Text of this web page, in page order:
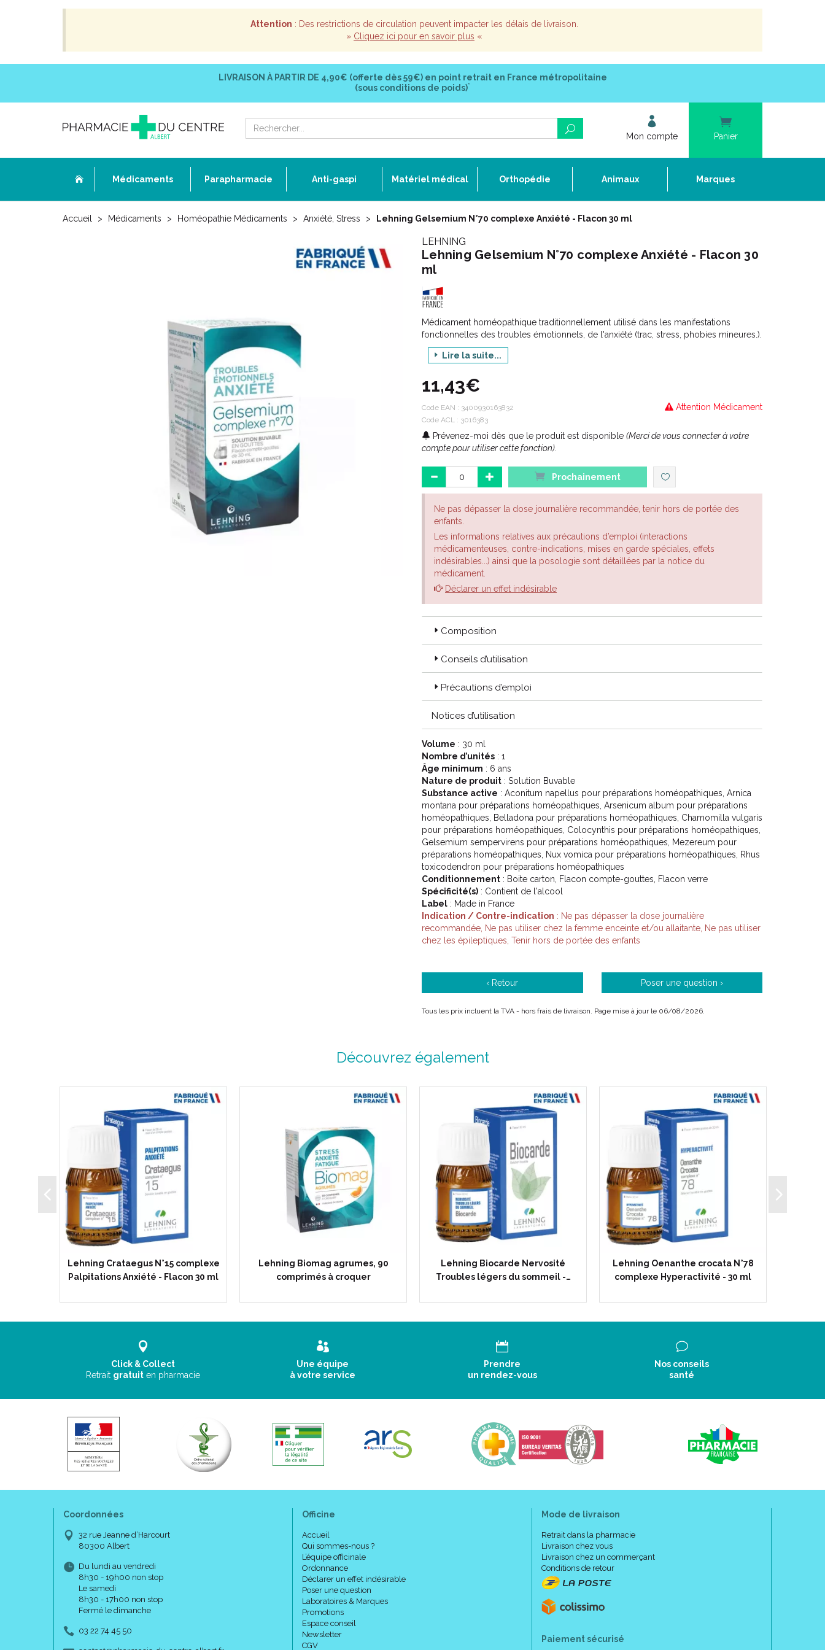
Attention : Des restrictions de circulation peuvent impacter les délais de livraison.
» Cliquez ici pour en savoir plus «
LIVRAISON À PARTIR DE 4,90€ (offerte dès 59€) en point retrait en France métropolitaine
(sous conditions de poids)*
Mon compte Panier
Médicaments Parapharmacie Anti-gaspi Matériel médical Orthopédie Animaux Marques
Accueil Médicaments Homéopathie Médicaments Anxiété, Stress Lehning Gelsemium N°70 complexe Anxiété - Flacon 30 ml
LEHNING
Lehning Gelsemium N°70 complexe Anxiété - Flacon 30
ml
Médicament homéopathique traditionnellement utilisé dans les manifestations
fonctionnelles des troubles émotionnels, de l'anxiété (trac, stress, phobies mineures.).
Lire la suite...
11,43€
Attention Médicament
Code EAN : 3400930163832
Code ACL : 3016383
Prévenez-moi dès que le produit est disponible (Merci de vous connecter à votre
compte pour utiliser cette fonction).
Prochainement
Ne pas dépasser la dose journalière recommandée, tenir hors de portée des
enfants.
Les informations relatives aux précautions d’emploi (interactions
médicamenteuses, contre-indications, mises en garde spéciales, effets
indésirables...) ainsi que la posologie sont détaillées par la notice du
médicament.
Déclarer un effet indésirable
Composition
Conseils d’utilisation
Précautions d’emploi
Notices d’utilisation
Volume : 30 ml
Nombre d’unités : 1
Âge minimum : 6 ans
Nature de produit : Solution Buvable
Substance active : Aconitum napellus pour préparations homéopathiques, Arnica
montana pour préparations homéopathiques, Arsenicum album pour préparations
homéopathiques, Belladona pour préparations homéopathiques, Chamomilla vulgaris
pour préparations homéopathiques, Colocynthis pour préparations homéopathiques,
Gelsemium sempervirens pour préparations homéopathiques, Mezereum pour
préparations homéopathiques, Nux vomica pour préparations homéopathiques, Rhus
toxicodendron pour préparations homéopathiques
Conditionnement : Boite carton, Flacon compte-gouttes, Flacon verre
Spécificité(s) : Contient de l'alcool
Label : Made in France
Indication / Contre-indication : Ne pas dépasser la dose journalière
recommandée, Ne pas utiliser chez la femme enceinte et/ou allaitante, Ne pas utiliser
chez les épileptiques, Tenir hors de portée des enfants
‹ Retour Poser une question ›
Tous les prix incluent la TVA - hors frais de livraison. Page mise à jour le 06/08/2026.
Découvrez également
Lehning Crataegus N°15 complexe
Palpitations Anxiété - Flacon 30 ml
Lehning Biomag agrumes, 90
comprimés à croquer
Lehning Biocarde Nervosité
Troubles légers du sommeil -…
Lehning Oenanthe crocata N°78
complexe Hyperactivité - 30 ml
Click & Collect
Retrait gratuit en pharmacie
Une équipe
à votre service
Prendre
un rendez-vous
Nos conseils
santé
Coordonnées
32 rue Jeanne d’Harcourt
80300 Albert
Du lundi au vendredi
8h30 - 19h00 non stop
Le samedi
8h30 - 17h00 non stop
Fermé le dimanche
03 22 74 45 50
Officine
Accueil
Qui sommes-nous ?
L’équipe officinale
Ordonnance
Déclarer un effet indésirable
Poser une question
Laboratoires & Marques
Promotions
Espace conseil
Newsletter
CGV
Mode de livraison
Retrait dans la pharmacie
Livraison chez vous
Livraison chez un commerçant
Conditions de retour
Paiement sécurisé